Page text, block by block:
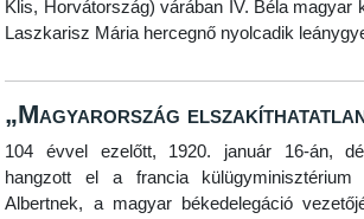
Klis, Horvátország) várában IV. Béla magyar
Laszkarisz Mária hercegnő nyolcadik
„Magyarország
104 évvel ezelőtt, 1920. január 16-án,
hangzott el a francia külügyminisztérium
Albertnek, a magyar békedelegáció